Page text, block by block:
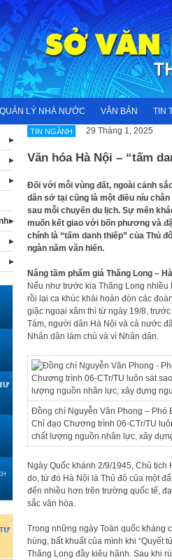
QUẢN LÝ NHÀ NƯỚC VĂN BẢN TIN
TIN NGÀNH 29 Tháng 1, 2025
Văn hóa Hà Nội – “tấm
Đối với mỗi vùng đất, ngoài cảnh
dân sở tại cũng là một điều níu
sau mỗi chuyến du lịch. Sự mến
muốn kết giao với bốn phương và
chính là “tấm danh thiếp” của Thủ
ngàn năm văn hiến.
Nâng tầm phẩm giá Thăng Long –
Nếu như trước kia Thăng Long nhiều
rồi lại ca khúc khải hoàn đón các
giặc ngoại xâm thì từ ngày 19/8,
Tám, người dân Hà Nội và cả nước
Nhân dân làm chủ và vì Nhân dân.
Đồng chí Nguyễn Văn Phong – Phó
Chỉ đạo Chương trình 06-CTr/TU
chất lượng nguồn nhân lực, xây
Ngày Quốc khánh 2/9/1945, Chủ
do, từ đó Hà Nội là Thủ đô của một
đến nhiều hơn trên trường quốc tế,
sắc văn hóa.
Trong những ngày Toàn quốc kháng
hùng, bất khuất của mình khi “Quyết
Thăng Long đầy kiêu hãnh. Sau khi